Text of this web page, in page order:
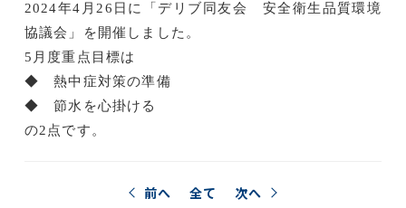
2024年4月26日に「デリブ同友会 安全衛生品質環境
協議会」を開催しました。
5月度重点目標は
◆ 熱中症対策の準備
◆ 節水を心掛ける
の2点です。
前へ 全て 次へ